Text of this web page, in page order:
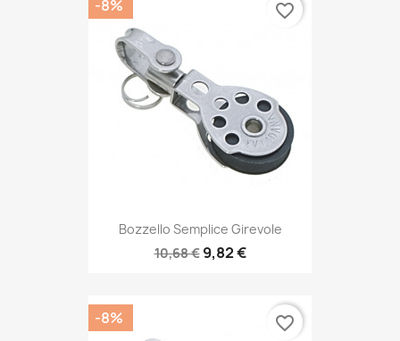
Bozzello Semplice Girevole
10,68 € 9,82 €
-8% favorite_border
-8% favorite_border